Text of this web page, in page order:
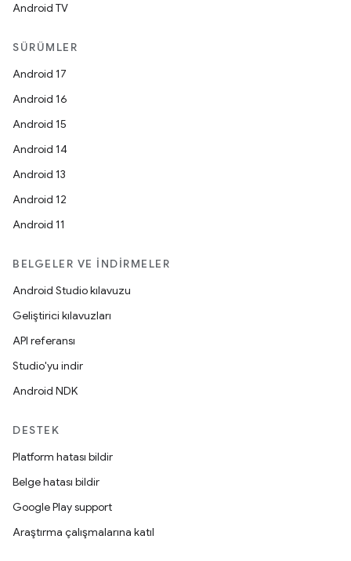
Android TV
SÜRÜMLER
Android 17
Android 16
Android 15
Android 14
Android 13
Android 12
Android 11
BELGELER VE İNDIRMELER
Android Studio kılavuzu
Geliştirici kılavuzları
API referansı
Studio'yu indir
Android NDK
DESTEK
Platform hatası bildir
Belge hatası bildir
Google Play support
Araştırma çalışmalarına katıl